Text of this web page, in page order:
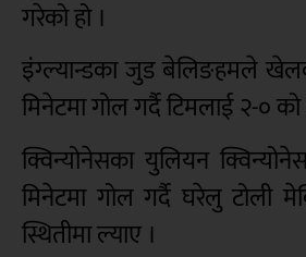
गरेको हो ।
इंग्ल्यान्डका जुड बेलिङहमले
मिनेटमा गोल गर्दै टिमलाई २-० को
क्विन्योनेसका युलियन
मिनेटमा गोल गर्दै घरेलु टोली
स्थितीमा ल्याए ।